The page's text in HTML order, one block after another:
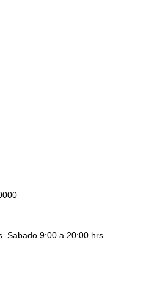
Sabado 9:00 a 20:00 hrs